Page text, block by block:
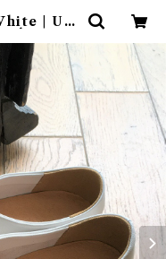
| UN